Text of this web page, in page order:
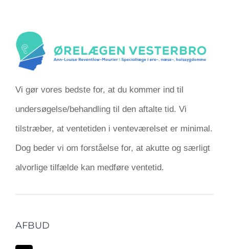
Vi gør vores bedste for, at du kommer ind til
undersøgelse/behandling til den aftalte tid. Vi
tilstræber, at ventetiden i venteværelset er minimal.
Dog beder vi om forståelse for, at akutte og særligt
alvorlige tilfælde kan medføre ventetid.
AFBUD